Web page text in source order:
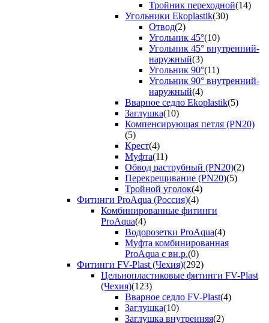
Тройник переходной(14)
Угольники Ekoplastik(30)
Отвод(2)
Угольник 45°(10)
Угольник 45° внутренний-
наружный(3)
Угольник 90°(11)
Угольник 90° внутренний-
наружный(4)
Вварное седло Ekoplastik(5)
Заглушка(10)
Компенсирующая петля (PN20)
(5)
Крест(4)
Муфта(11)
Обвод раструбный (PN20)(2)
Перекрещивание (PN20)(5)
Тройной уголок(4)
Фитинги ProAqua (Россия)(4)
Комбинированные фитинги
ProAqua(4)
Водорозетки ProAqua(4)
Муфта комбинированная
ProAqua с вн.р.(0)
Фитинги FV-Plast (Чехия)(292)
Цельнопластиковые фитинги FV-Plast
(Чехия)(123)
Вварное седло FV-Plast(4)
Заглушка(10)
Заглушка внутренняя(2)